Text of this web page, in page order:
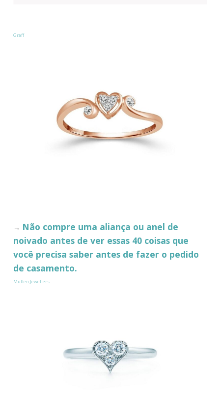
Graff
→ Não compre uma aliança ou anel de
noivado antes de ver essas 40 coisas que
você precisa saber antes de fazer o pedido
de casamento.
Mullen Jewellers